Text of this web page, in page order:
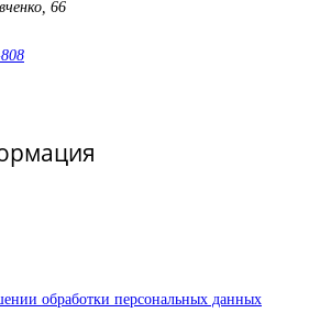
66
обработки персональных данных